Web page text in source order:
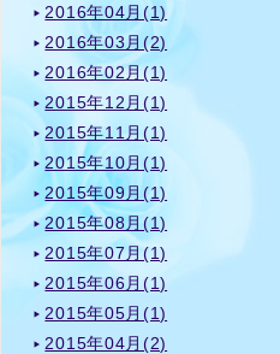
2016年04月(1)
2016年03月(2)
2016年02月(1)
2015年12月(1)
2015年11月(1)
2015年10月(1)
2015年09月(1)
2015年08月(1)
2015年07月(1)
2015年06月(1)
2015年05月(1)
2015年04月(2)